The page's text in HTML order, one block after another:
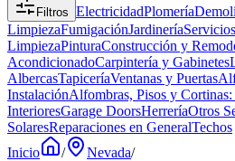
Filtros ElectricidadPlomería
LimpiezaFumigaciónJardinería
LimpiezaPinturaConstrucción y
AcondicionadoCarpintería y Gabinetes
AlbercasTapiceríaVentanas y Puertas
InstalaciónAlfombras, Pisos y
InterioresGarage DoorsHerreríaOtros
SolaresReparaciones en GeneralTechos
Inicio
/ Nevada/